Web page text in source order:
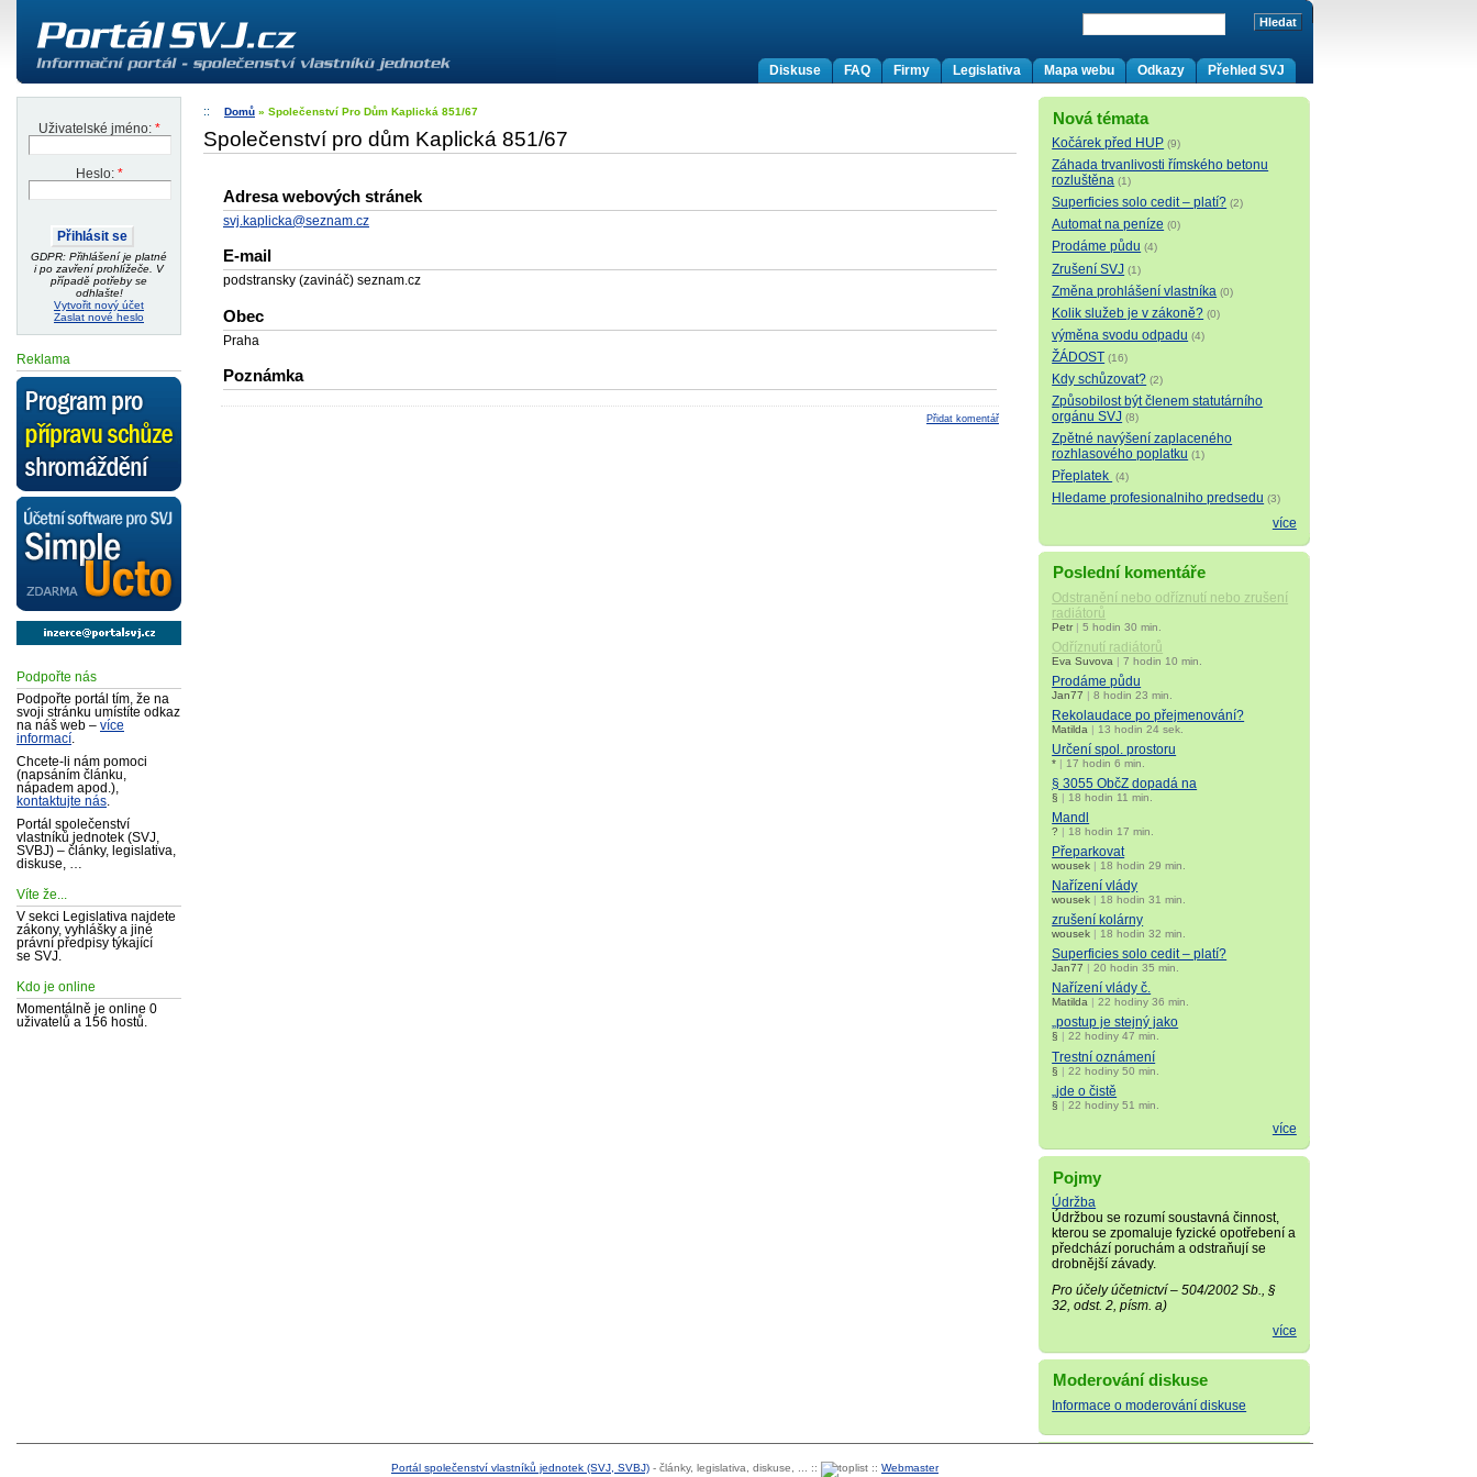
Přehled SVJ
Odkazy
Mapa webu
Legislativa
Firmy
FAQ
Diskuse
Uživatelské jméno: *
Heslo: *
GDPR: Přihlášení je platné
i po zavření prohlížeče. V
případě potřeby se
odhlašte!
Vytvořit nový účet
Zaslat nové heslo
Reklama
Podpořte nás
Podpořte portál tím, že na
svoji stránku umístíte odkaz
na náš web – více
informací
Chcete-li nám pomoci
(napsáním článku,
nápadem apod.),
kontaktujte nás
Portál společenství
vlastníků jednotek (SVJ,
SVBJ) – články, legislativa,
diskuse, …
Víte že...
V sekci Legislativa najdete
zákony, vyhlášky a jiné
právní předpisy týkající
se SVJ.
Kdo je online
Momentálně je online 0
uživatelů a 156 hostů.
Nová témata
Kočárek před HUP (9)
Záhada trvanlivosti římského betonu
rozluštěna (1)
Superficies solo cedit – platí? (2)
Automat na peníze (0)
Prodáme půdu (4)
Zrušení SVJ (1)
Změna prohlášení vlastníka (0)
Kolik služeb je v zákoně? (0)
výměna svodu odpadu (4)
ŽÁDOST (16)
Kdy schůzovat? (2)
Způsobilost být členem statutárního
orgánu SVJ (8)
Zpětné navýšení zaplaceného
rozhlasového poplatku (1)
Přeplatek (4)
Hledame profesionalniho predsedu (3)
více
Poslední komentáře
Odstranění nebo odříznutí nebo zrušení
radiátorů
Petr|5 hodin 30 min.
Odříznutí radiátorů
Eva Suvova |7 hodin 10 min.
Prodáme půdu
Jan77 |8 hodin 23 min.
Rekolaudace po přejmenování?
Matilda | 13 hodin 24 sek.
Určení spol. prostoru
* | 17 hodin 6 min.
§ 3055 ObčZ dopadá na
§ | 18 hodin 11 min.
Mandl
? | 18 hodin 17 min.
Přeparkovat
wousek | 18 hodin 29 min.
Nařízení vlády
wousek | 18 hodin 31 min.
zrušení kolárny
wousek | 18 hodin 32 min.
Superficies solo cedit – platí?
Jan77 |20 hodin 35 min.
Nařízení vlády č.
Matilda |22 hodiny 36 min.
„postup je stejný jako
§ |22 hodiny 47 min.
Trestní oznámení
§ |22 hodiny 50 min.
„jde o čistě
§ |22 hodiny 51 min.
více
Pojmy
Údržba
Údržbou se rozumí soustavná činnost,
kterou se zpomaluje fyzické opotřebení a
předchází poruchám a odstraňují se
drobnější závady.
Pro účely účetnictví – 504/2002 Sb., §
32, odst. 2, písm. a)
více
Moderování diskuse
Informace o moderování diskuse
Domů » Společenství Pro Dům Kaplická 851/67
Společenství pro dům Kaplická 851/67
Adresa webových stránek
svj.kaplicka@seznam.cz
E-mail
podstransky (zavináč) seznam.cz
Obec
Praha
Poznámka
Přidat komentář
Portál společenství vlastníků jednotek (SVJ, SVBJ) - články, legislativa, diskuse, ... :: :: Webmaster